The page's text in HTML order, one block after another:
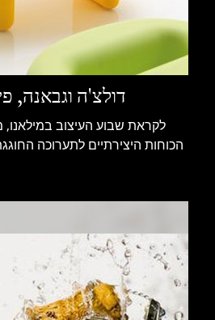
דולצ'ה וגבאנה,
לקראת שבוע העיצוב במילאנו,
הכוחות היצירתיים לתערוכה